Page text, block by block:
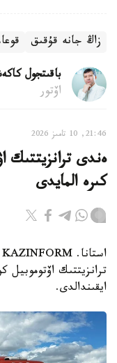
زاڭ جانە قۇقىق
باقىتجول
اۆتور
21:46, 10 تامىز 2026
ەندى ترانزيتتىك
كىرە المايدى
ترانزيتتىك
ايقىندالدى.